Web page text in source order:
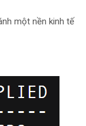
một nền kinh tế